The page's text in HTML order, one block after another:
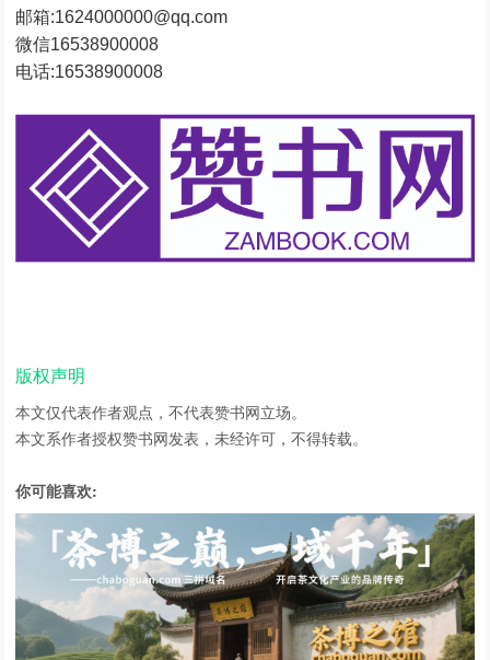
邮箱:1624000000@qq.com
微信16538900008
电话:16538900008
版权声明
本文仅代表作者观点，不代表赞书网立场。
本文系作者授权赞书网发表，未经许可，不得转载。
你可能喜欢: